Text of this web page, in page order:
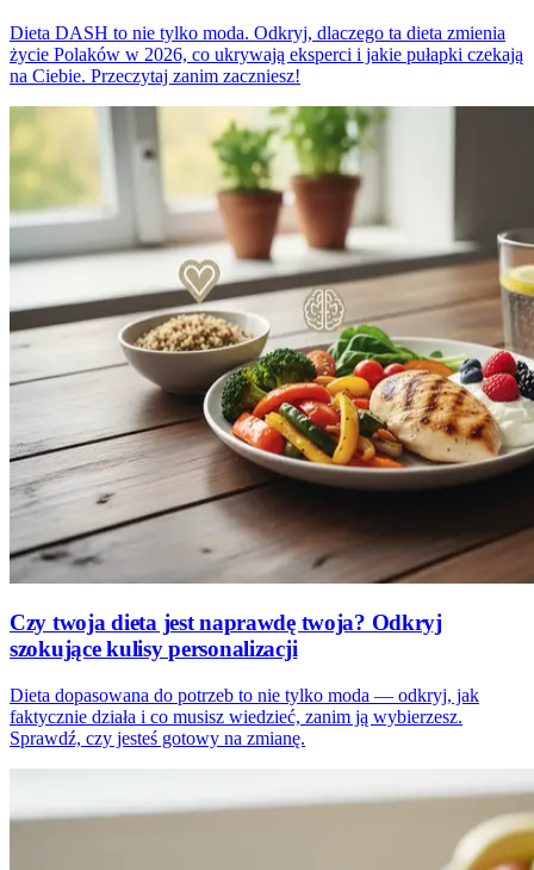
Dieta DASH to nie tylko moda. Odkryj, dlaczego ta dieta zmienia
życie Polaków w 2026, co ukrywają eksperci i jakie pułapki czekają
na Ciebie. Przeczytaj zanim zaczniesz!
Czy twoja dieta jest naprawdę twoja? Odkryj
szokujące kulisy personalizacji
Dieta dopasowana do potrzeb to nie tylko moda — odkryj, jak
faktycznie działa i co musisz wiedzieć, zanim ją wybierzesz.
Sprawdź, czy jesteś gotowy na zmianę.